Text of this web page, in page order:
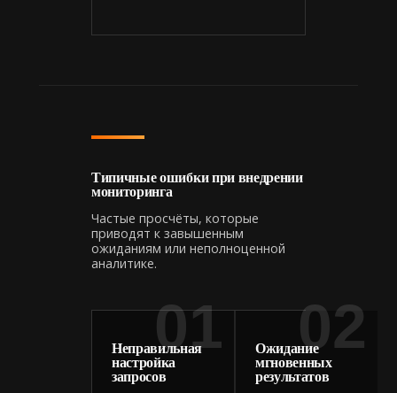
Типичные ошибки при внедрении
мониторинга
Частые просчёты, которые
приводят к завышенным
ожиданиям или неполноценной
аналитике.
01
Неправильная
настройка
запросов
02
Ожидание
мгновенных
результатов